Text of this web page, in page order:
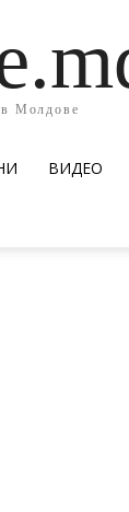
Молдове
ВИДЕО